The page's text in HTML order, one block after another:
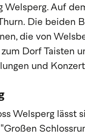
Welsperg. Auf
Die beiden
die von
Dorf Taisten
und
Welsperg lässt